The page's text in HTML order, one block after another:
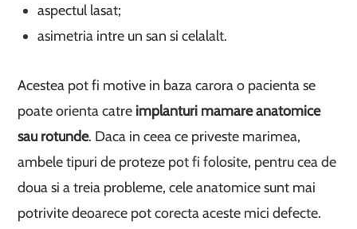
aspectul lasat;
asimetria intre un san si celalalt.
Acestea pot fi motive in baza carora o pacienta se
poate orienta catre implanturi mamare anatomice
sau rotunde. Daca in ceea ce priveste marimea,
ambele tipuri de proteze pot fi folosite, pentru cea de
doua si a treia probleme, cele anatomice sunt mai
potrivite deoarece pot corecta aceste mici defecte.